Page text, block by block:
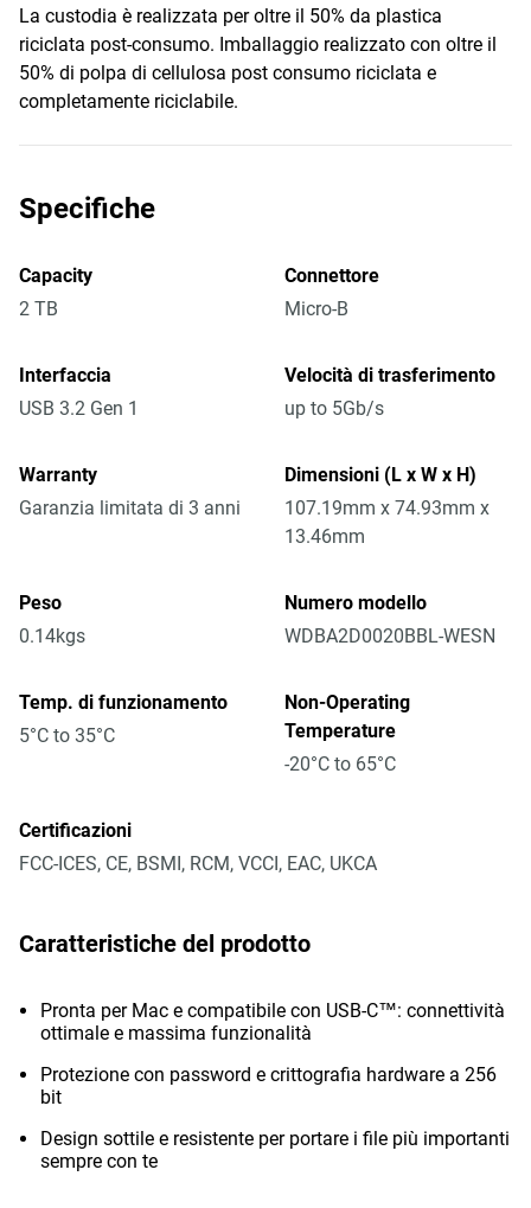
La custodia è realizzata per oltre il 50% da plastica
riciclata post-consumo. Imballaggio realizzato con oltre il
50% di polpa di cellulosa post consumo riciclata e
completamente riciclabile.
Specifiche
Capacity
2 TB
Connettore
Micro-B
Interfaccia
USB 3.2 Gen 1
Velocità di trasferimento
up to 5Gb/s
Warranty
Garanzia limitata di 3 anni
Dimensioni (L x W x H)
107.19mm x 74.93mm x
13.46mm
Peso
0.14kgs
Numero modello
WDBA2D0020BBL-WESN
Temp. di funzionamento
5°C to 35°C
Non-Operating
Temperature
-20°C to 65°C
Certificazioni
FCC-ICES, CE, BSMI, RCM, VCCI, EAC, UKCA
Caratteristiche del prodotto
Pronta per Mac e compatibile con USB-C™: connettività
ottimale e massima funzionalità
Protezione con password e crittografia hardware a 256
bit
Design sottile e resistente per portare i file più importanti
sempre con te